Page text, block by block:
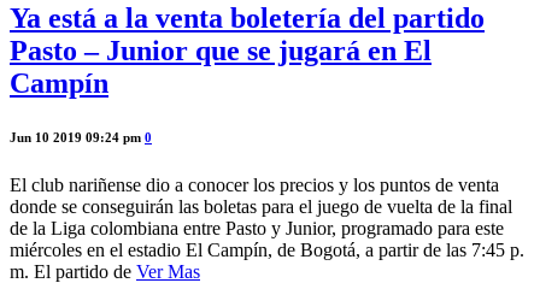
Ya está a la venta boletería del partido
Pasto – Junior que se jugará en El
Campín
Jun 10 2019 09:24 pm 0
El club nariñense dio a conocer los precios y los puntos de venta
donde se conseguirán las boletas para el juego de vuelta de la final
de la Liga colombiana entre Pasto y Junior, programado para este
miércoles en el estadio El Campín, de Bogotá, a partir de las 7:45 p.
m. El partido de Ver Mas